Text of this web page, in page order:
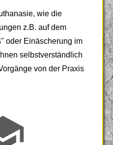
wie die
z.B. auf dem
oder Einäscherung im
selbstverständlich
von der Praxis